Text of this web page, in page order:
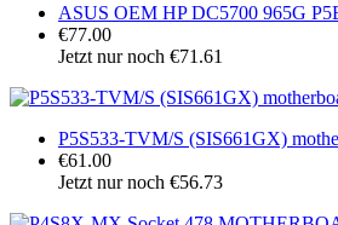
ASUS OEM HP DC5700 965G
€77.00
Jetzt nur noch €71.61
P5S533-TVM/S (SIS661GX)
€61.00
Jetzt nur noch €56.73